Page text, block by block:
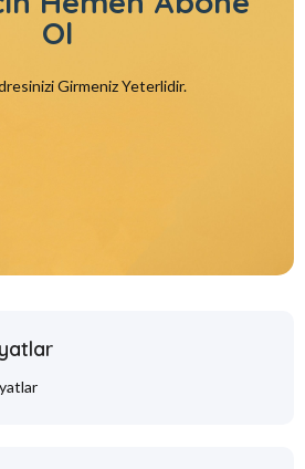
Ol
Girmeniz Yeterlidir.